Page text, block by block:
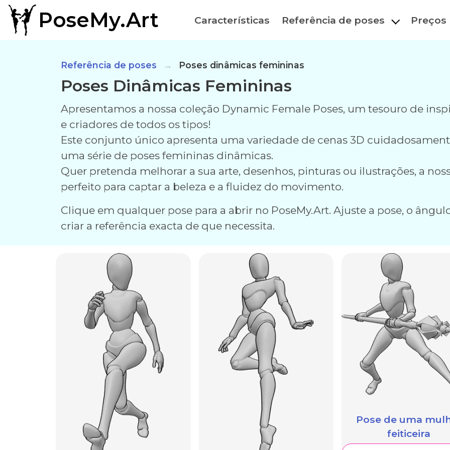
PoseMy.Art Características Referência de poses Preços
Referência de poses Poses dinâmicas femininas
Poses Dinâmicas Femininas
Apresentamos a nossa coleção Dynamic Female Poses, um tesouro de
e criadores de todos os tipos!
Este conjunto único apresenta uma variedade de cenas 3D
uma série de poses femininas dinâmicas.
Quer pretenda melhorar a sua arte, desenhos, pinturas ou ilustrações, a
perfeito para captar a beleza e a fluidez do movimento.
Clique em qualquer pose para a abrir no PoseMy.Art. Ajuste a pose, o
criar a referência exacta de que necessita.
Pose de uma
feiticeira